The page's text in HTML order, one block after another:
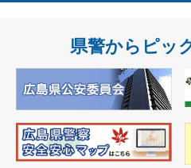
県警からピッ